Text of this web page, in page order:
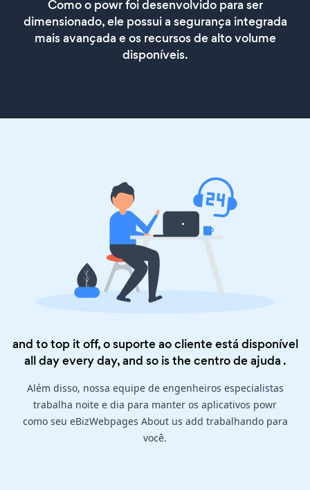
Como o powr foi desenvolvido para ser
dimensionado, ele possui a segurança integrada
mais avançada e os recursos de alto volume
disponíveis.
and to top it off, o suporte ao cliente está disponível
all day every day, and so is thecentro de ajuda .
Além disso, nossa equipe de engenheiros especialistas
trabalha noite e dia para manter os aplicativos powr
como seu eBizWebpages About us add trabalhando para
você.